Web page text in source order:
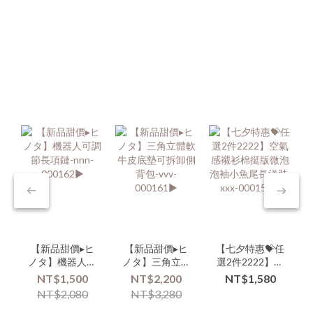
【新品甜價▸ヒ
ノタ】機器人可
調節長項鏈-
nnn-000162▶
NT$1,500
NT$2,080
【新品甜價▸ヒ
ノタ】三角立體
軟牛皮底墊可拆
卸側背包-vvv-
000161▶
NT$2,200
NT$3,280
【七夕特惠💝任
選2件2222】空
氣感襯衫棉挺版
微泡泡袖小魚尾
NT$1,580